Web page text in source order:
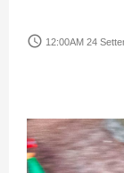
access_time 12:00AM 24